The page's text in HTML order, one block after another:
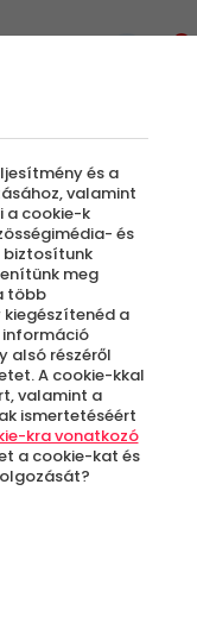
:
és a
valamint
a cookie-k
és
biztosítunk
meg
több
a
alsó részéről
A cookie-kkal
valamint a
ismertetéséért
kra vonatkozó
a cookie-kat és